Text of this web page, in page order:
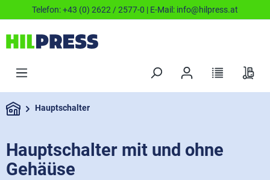
Telefon:+43 (0) 2622 / 2577-0 | E-Mail: info@hilpress.at
Hauptschalter
Hauptschalter mit und ohne
Gehäüse